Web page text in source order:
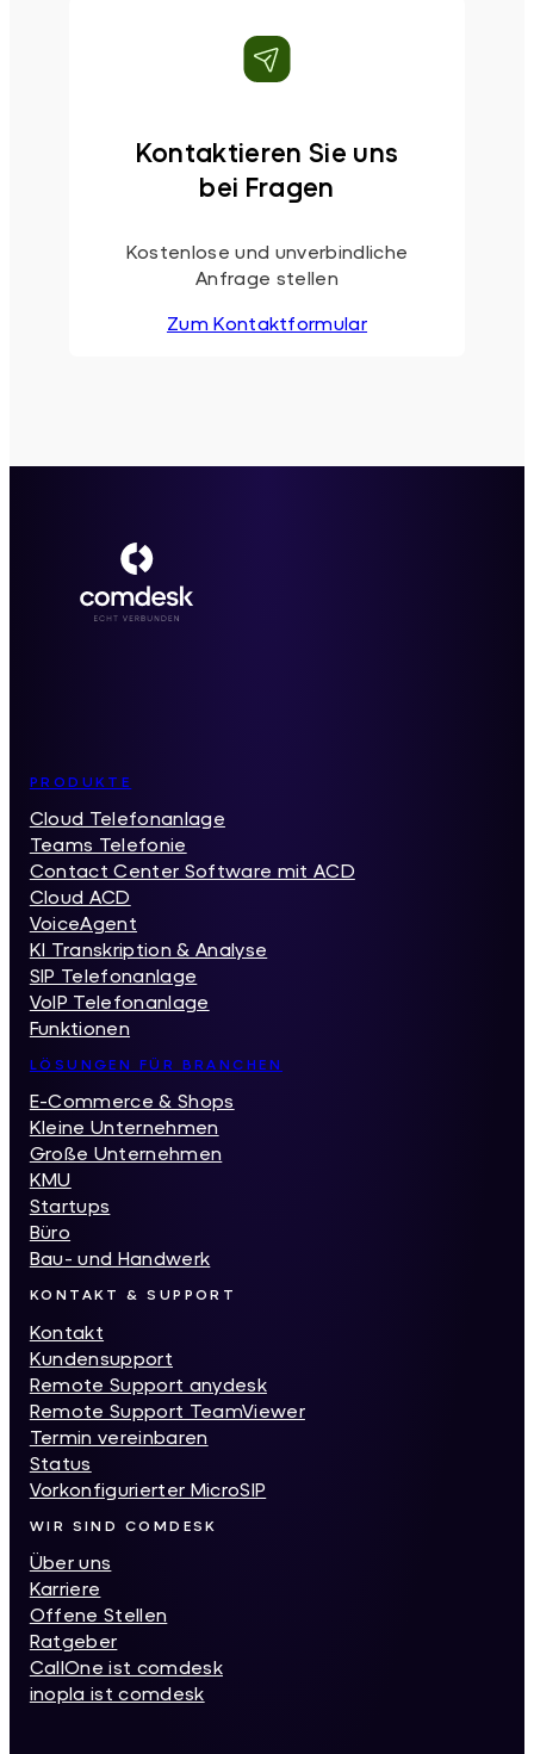
Kontaktieren Sie uns
bei Fragen
Kostenlose und unverbindliche
Anfrage stellen
Zum Kontaktformular
Inhaltsverzeichnis
PRODUKTE
Cloud Telefonanlage
Teams Telefonie
Contact Center Software mit ACD
Cloud ACD
VoiceAgent
KI Transkription & Analyse
SIP Telefonanlage
VoIP Telefonanlage
Funktionen
LÖSUNGEN FÜR BRANCHEN
E-Commerce & Shops
Kleine Unternehmen
Große Unternehmen
KMU
Startups
Büro
Bau- und Handwerk
KONTAKT & SUPPORT
Kontakt
Kundensupport
Remote Support anydesk
Remote Support TeamViewer
Termin vereinbaren
Status
Vorkonfigurierter MicroSIP
WIR SIND COMDESK
Über uns
Karriere
Offene Stellen
Ratgeber
CallOne ist comdesk
inopla ist comdesk